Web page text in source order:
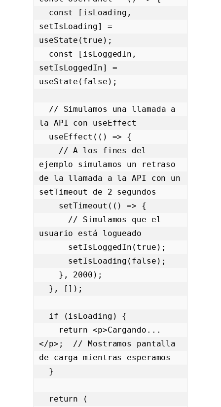
setIsLoading] =
useState(true);
setIsLoggedIn] =
useState(false);
la API con useEffect
ejemplo simulamos un retraso
de la llamada a la API con un
setTimeout de 2 segundos
usuario está logueado
</p>;  // Mostramos pantalla
de carga mientras esperamos